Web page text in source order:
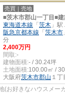
売買｜売地
■茨木市郡山一丁目■
東海道本線 「 茨木 」
阪急京都本線 「 茨木市
分
2,400万円
間取:-
建物面積:- / 30.24坪
土地面積:100.00㎡ /
大阪府茨木市郡山 １丁
(お好きなハウスメー